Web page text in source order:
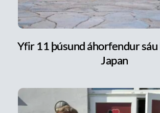
Yfir 11 þúsund áhorfendur
Japan